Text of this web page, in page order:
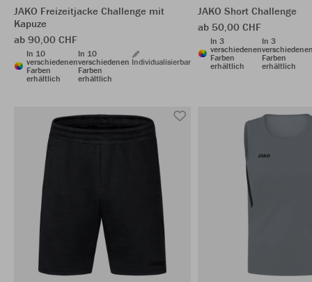
JAKO Freizeitjacke Challenge mit
Kapuze
ab 90,00 CHF
In 10
verschiedenen
Farben
erhältlich
In 10
verschiedenen
Farben
erhältlich
Individualisierbar
JAKO Short Challenge
ab 50,00 CHF
In 3
verschiedenen
Farben
erhältlich
In 3
Farben
erhältlich